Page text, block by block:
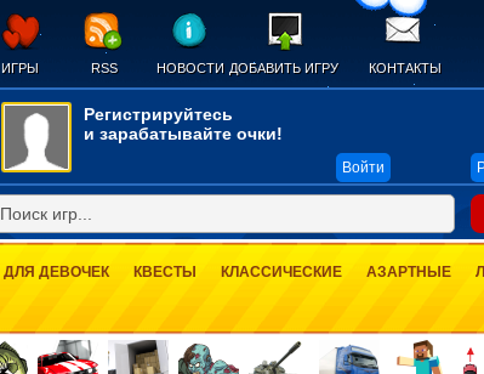
ИГРЫ RSS НОВОСТИ ДОБАВИТЬ ИГРУ КОНТАКТЫ
Регистрируйтесь
и зарабатывайте очки!
Войти
ДЛЯ ДЕВОЧЕК КВЕСТЫ КЛАССИЧЕСКИЕ АЗАРТНЫЕ